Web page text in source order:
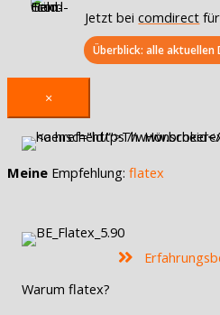
Jetzt beicomdirect
Überblick: alle aktuellen
×
Meine Empfehlung: flatex
Warum flatex?